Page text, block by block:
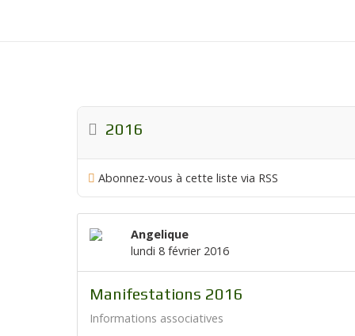
2016
Abonnez-vous à cette liste via RSS
Angelique
lundi 8 février 2016
Manifestations 2016
Informations associatives